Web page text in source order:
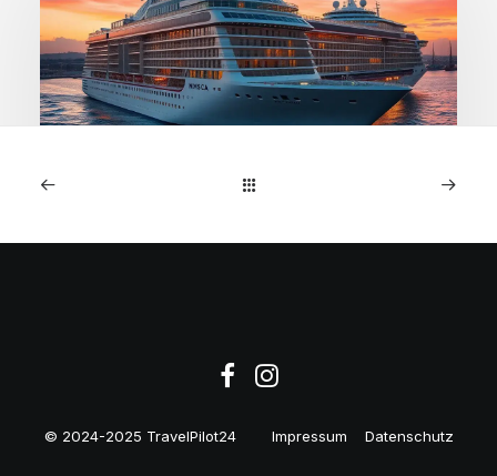
1. Januar 2026
© 2024-2025 TravelPilot24 Impressum Datenschutz